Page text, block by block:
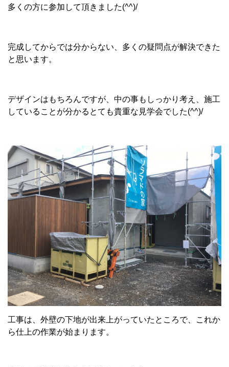
多くの方に参加して頂きました(^^)/
完成してからでは分からない、多くの疑問点が解決できた
と思います。
デザインはもちろんですが、中の事もしっかり考え、施工
していることが分かるとても貴重な見学会でした(^^)/
工事は、外壁の下地が出来上がっていたところで、これか
ら仕上の作業が始まります。